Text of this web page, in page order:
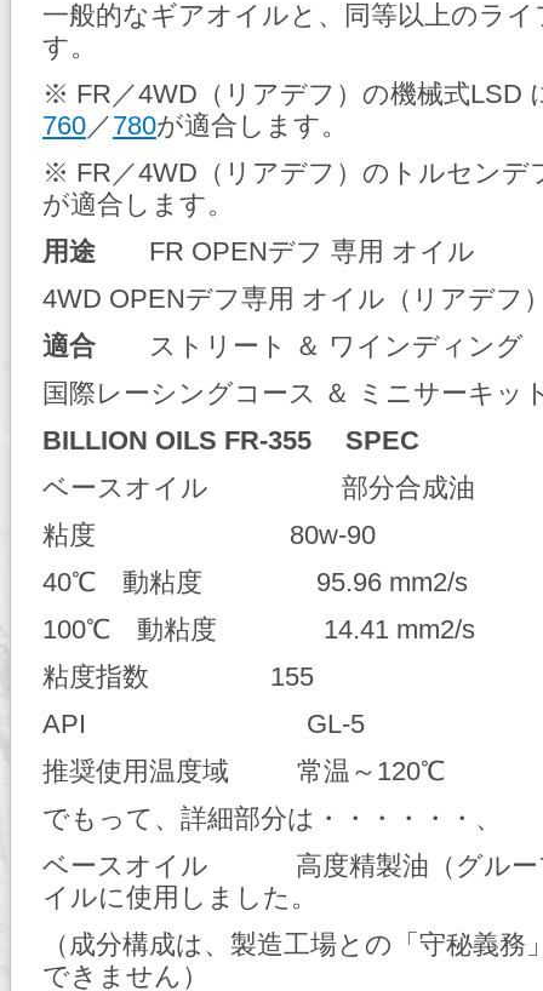
一般的なギアオイルと、同等以上のラ
す。
※ FR／4WD（リアデフ）の機械式LSD
760／780が適合します。
※ FR／4WD（リアデフ）のトルセンデ
が適合します。
用途 FR OPENデフ 専用 オイル
4WD OPENデフ専用 オイル（リアデフ
適合 ストリート ＆ ワインディング
国際レーシングコース ＆ ミニサーキッ
BILLION OILS FR-355 SPEC
ベースオイル 部分合成油
粘度 80w-90
40℃ 動粘度 95.96 mm2/s
100℃ 動粘度 14.41 mm2/s
粘度指数 155
API GL-5
推奨使用温度域 常温～120℃
でもって、詳細部分は・・・・・・、
ベースオイル 高度精製油（グルー
イルに使用しました。
（成分構成は、製造工場との「守秘義務
できません）